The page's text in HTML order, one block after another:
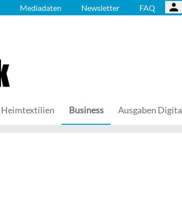
Mediadaten Newsletter FAQ
Heimtextilien Business Ausgaben